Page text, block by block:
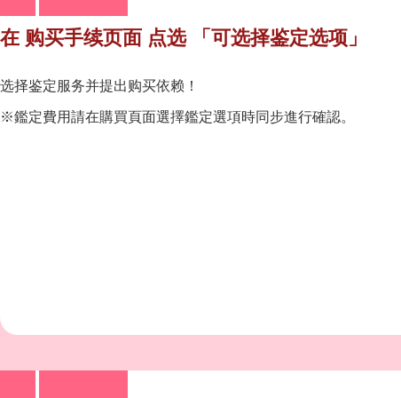
在 购买手续页面 点选 「可选择鉴定选项」
选择鉴定服务并提出购买依赖！
※鑑定費用請在購買頁面選擇鑑定選項時同步進行確認。